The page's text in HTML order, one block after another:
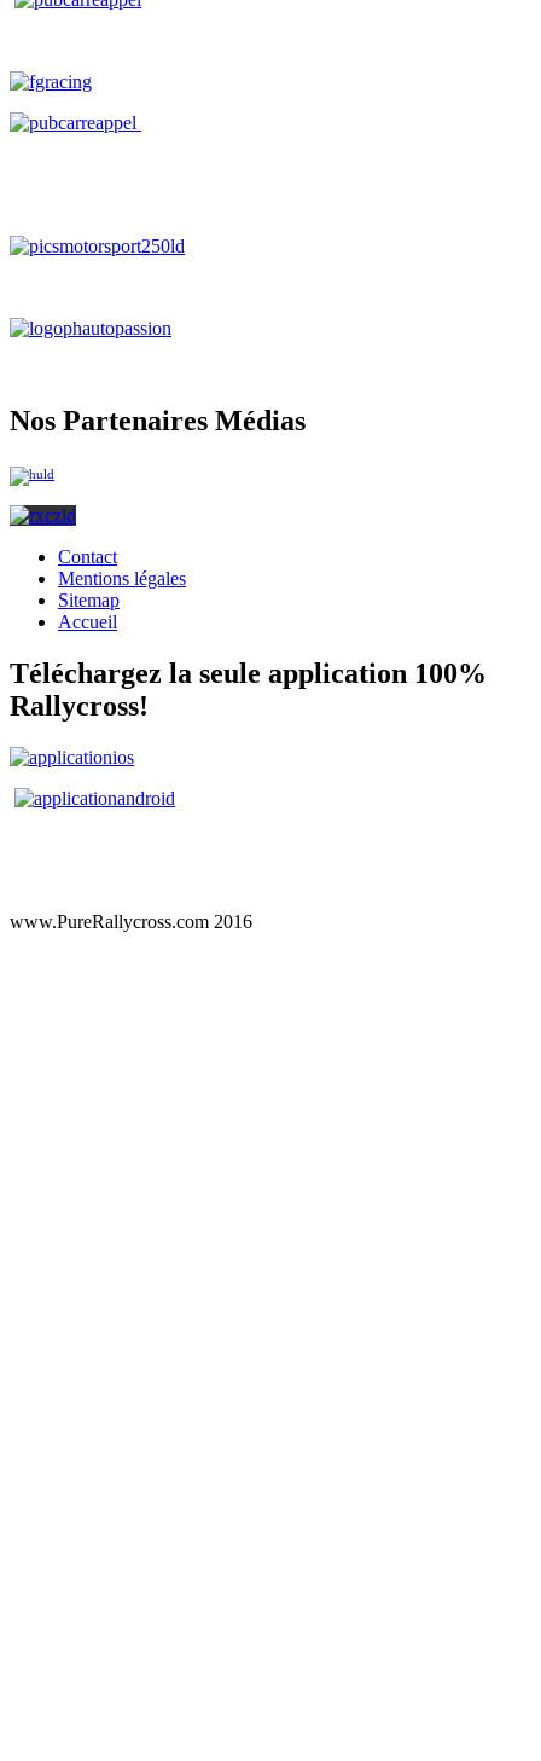
Nos Partenaires Médias
Contact
Mentions légales
Sitemap
Accueil
Téléchargez la seule application 100%
Rallycross!
www.PureRallycross.com 2016